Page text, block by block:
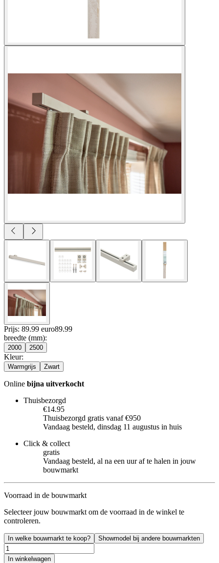
Prijs: 89.99 euro89.99
breedte (mm):
2000 2500
Kleur:
Warmgrijs Zwart
Online bijna uitverkocht
Thuisbezorgd
€14.95
Thuisbezorgd gratis vanaf €950
Vandaag besteld, dinsdag 11 augustus in huis
Click & collect
gratis
Vandaag besteld, al na een uur af te halen in jouw
bouwmarkt
Voorraad in de bouwmarkt
Selecteer jouw bouwmarkt om de voorraad in de winkel te
controleren.
In welke bouwmarkt te koop? Showmodel bij andere bouwmarkten
In winkelwagen